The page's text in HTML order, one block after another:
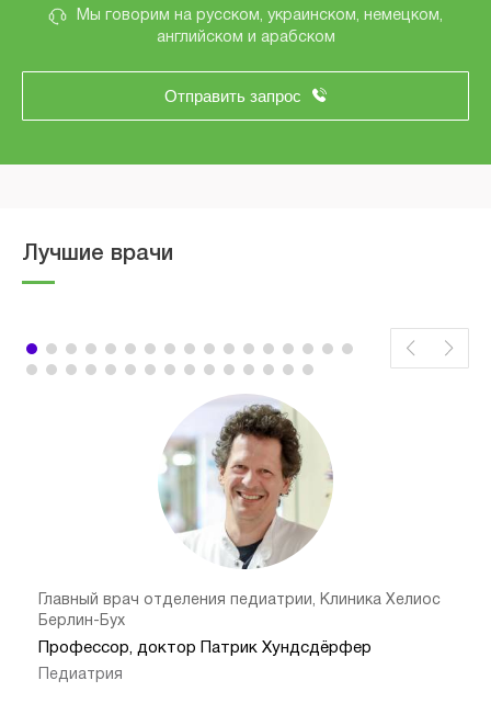
Мы говорим на русском, украинском, немецком,
английском и арабском
Отправить запрос
Лучшие врачи
Главный врач отделения педиатрии, Клиника Хелиос
Берлин-Бух
Профессор, доктор Патрик Хундсдёрфер
Педиатрия